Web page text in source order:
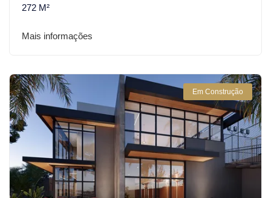
272 M²
Mais informações
Em Construção